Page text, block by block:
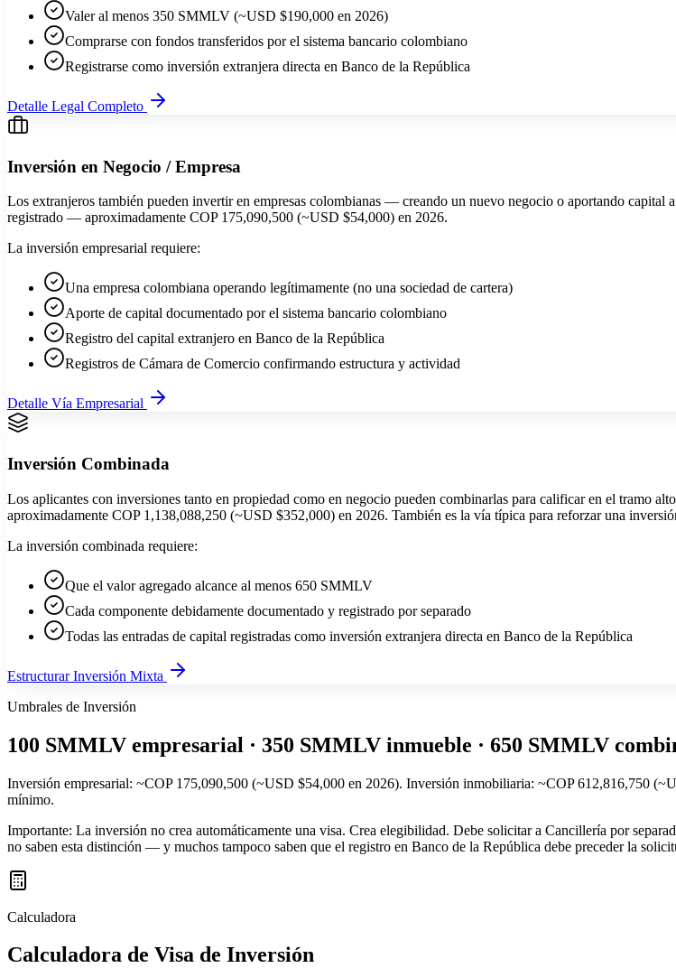
Valer al menos 350 SMMLV (~USD $190,000 en 2026)
Comprarse con fondos transferidos por el sistema bancario colombiano
Registrarse como inversión extranjera directa en Banco de la República
Detalle Legal Completo
Inversión en Negocio / Empresa
Los extranjeros también pueden invertir en empresas colombianas — creando un nuevo negocio o aportando
registrado — aproximadamente COP 175,090,500 (~USD $54,000) en 2026.
La inversión empresarial requiere:
Una empresa colombiana operando legítimamente (no una sociedad de cartera)
Aporte de capital documentado por el sistema bancario colombiano
Registro del capital extranjero en Banco de la República
Registros de Cámara de Comercio confirmando estructura y actividad
Detalle Vía Empresarial
Inversión Combinada
Los aplicantes con inversiones tanto en propiedad como en negocio pueden combinarlas para calificar en el tramo
aproximadamente COP 1,138,088,250 (~USD $352,000) en 2026. También es la vía típica para reforzar una
La inversión combinada requiere:
Que el valor agregado alcance al menos 650 SMMLV
Cada componente debidamente documentado y registrado por separado
Todas las entradas de capital registradas como inversión extranjera directa en Banco de la República
Estructurar Inversión Mixta
Umbrales de Inversión
100 SMMLV empresarial · 350 SMMLV inmueble · 650 SMMLV
Inversión empresarial: ~COP 175,090,500 (~USD $54,000 en 2026). Inversión inmobiliaria: ~COP 612,816,750
mínimo.
Importante: La inversión no crea automáticamente una visa. Crea elegibilidad. Debe solicitar a Cancillería por
no saben esta distinción — y muchos tampoco saben que el registro en Banco de la República debe preceder la
Calculadora
Calculadora de Visa de Inversión